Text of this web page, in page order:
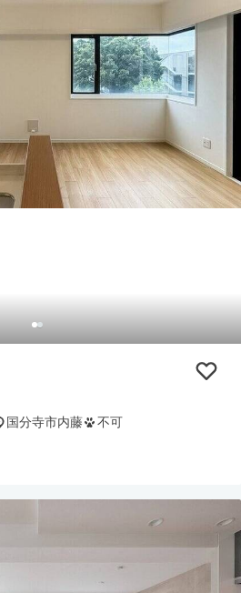
国分寺市内藤 不可